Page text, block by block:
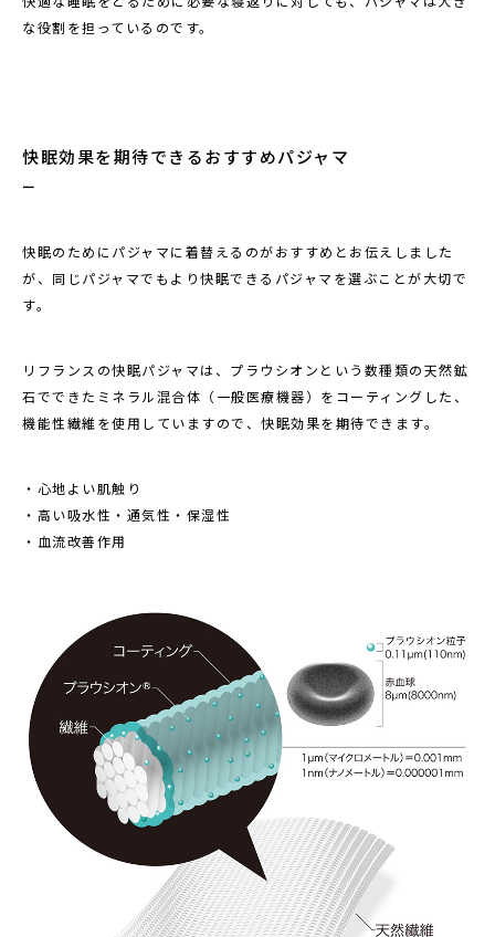
な役割を担っているのです。
快眠効果を期待できるおすすめパジャマ
快眠のためにパジャマに着替えるのがおすすめとお伝えしました
が、同じパジャマでもより快眠できるパジャマを選ぶことが大切で
す。
リフランスの快眠パジャマは、プラウシオンという数種類の天然鉱
石でできたミネラル混合体（一般医療機器）をコーティングした、
機能性繊維を使用していますので、快眠効果を期待できます。
・心地よい肌触り
・高い吸水性・通気性・保湿性
・血流改善作用